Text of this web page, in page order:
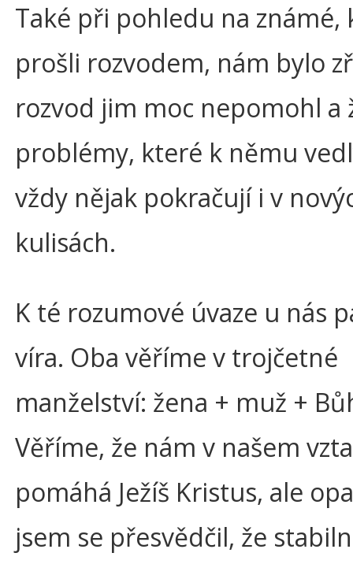
Také při pohledu na známé,
prošli rozvodem, nám bylo
rozvod jim moc nepomohl a
problémy, které k němu
vždy nějak pokračují i v
kulisách.
K té rozumové úvaze u nás
víra. Oba věříme v trojčetné
manželství: žena + muž +
Věříme, že nám v našem
pomáhá Ježíš Kristus, ale
jsem se přesvědčil, že